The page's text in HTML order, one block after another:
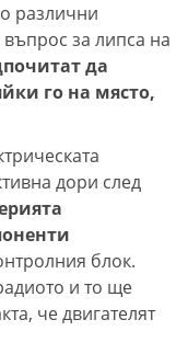
различни
за липса на
да
го на място,
дори след
блок.
и то ще
че двигателят